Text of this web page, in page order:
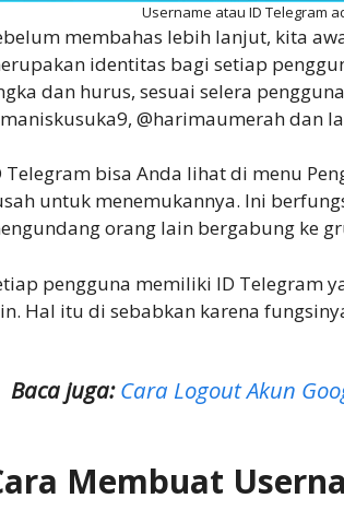
Username atau ID Telegram
membahas lebih lanjut, kita
identitas bagi setiap
dan hurus, sesuai selera
@harimaumerah dan
Telegram bisa Anda lihat di menu
untuk menemukannya. Ini
orang lain bergabung ke
pengguna memiliki ID Telegram
Hal itu di sebabkan karena
Baca juga: Cara Logout Akun
Membuat